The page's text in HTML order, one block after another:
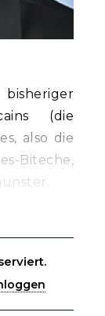
(die
also die
Biteche,